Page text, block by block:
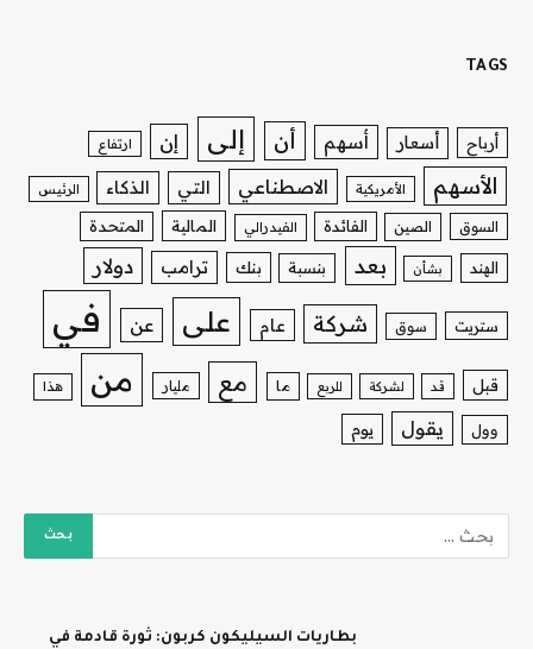
TAGS
أرباح أسعار أسهم أن إلى إن ارتفاع
الأسهم الأمريكية الاصطناعي التي الذكاء الرئيس
السوق الصين الفائدة الفيدرالي المالية المتحدة
الهند بشأن بعد بنسبة بنك ترامب دولار
ستريت سوق شركة عام على عن في
قبل قد لشركة للربع ما مع مليار من هذا
وول يقول يوم
بطاريات السيليكون كربون: ثورة قادمة في